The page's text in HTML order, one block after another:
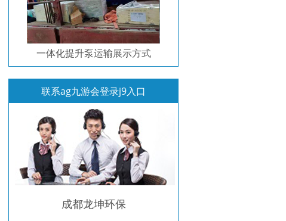
一体化提升泵运输展示方式
联系ag九游会登录j9入口
成都龙坤环保